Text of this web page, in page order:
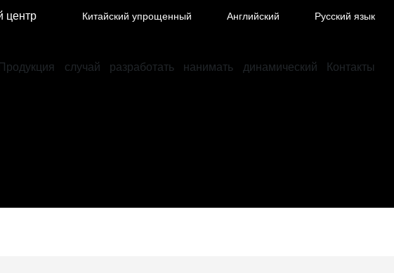
центр Китайский упрощенный Английский Русский язык
Продукция случай разработать нанимать динамический Контакты